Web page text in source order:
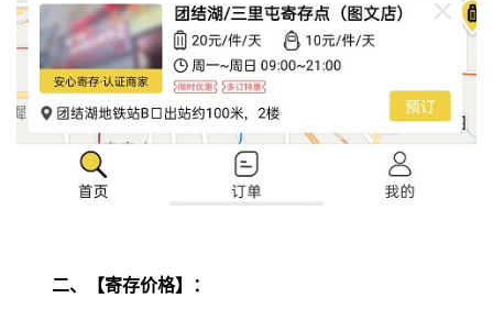
二、【寄存价格】：